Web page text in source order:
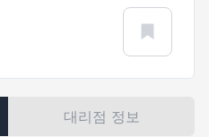
대리점 정보